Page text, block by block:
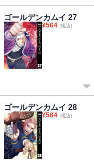
ゴールデンカムイ 27
¥564 (税込)
ゴールデンカムイ 28
¥564 (税込)